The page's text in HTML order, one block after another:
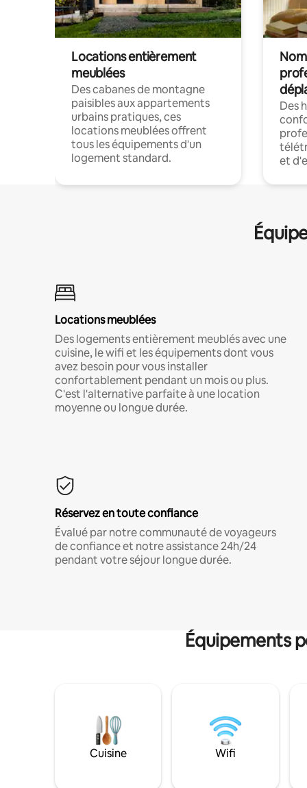
Locations entièrement
meublées
Des cabanes de montagne
paisibles aux appartements
urbains pratiques, ces
locations meublées offrent
tous les équipements d'un
logement standard.
Des
et
Locations meublées
Des logements entièrement meublés avec une
cuisine, le wifi et les équipements dont vous
avez besoin pour vous installer
confortablement pendant un mois ou plus.
C'est l'alternative parfaite à une location
moyenne ou longue durée.
Réservez en toute confiance
Évalué par notre communauté de voyageurs
de confiance et notre assistance 24h/24
pendant votre séjour longue durée.
Équipements
Cuisine Wifi